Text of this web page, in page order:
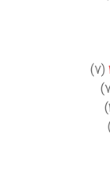
(۷)